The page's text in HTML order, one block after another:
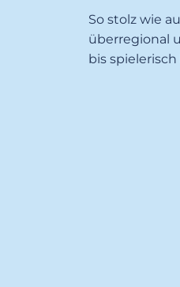
So stolz wie
überregional
bis